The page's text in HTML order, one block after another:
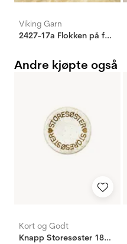
Viking Garn
2427-17a Flokken på ferie pute
Andre kjøpte også
Kort og Godt
Knapp Storesøster 18mm